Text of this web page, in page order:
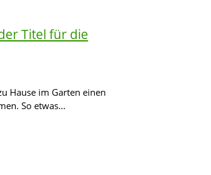
Titel für die
Hause im Garten einen
So etwas…